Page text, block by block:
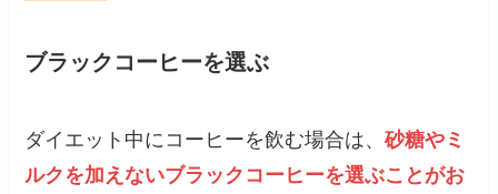
ブラックコーヒーを選ぶ
ダイエット中にコーヒーを飲む場合は、砂糖やミ
ルクを加えないブラックコーヒーを選ぶことがお